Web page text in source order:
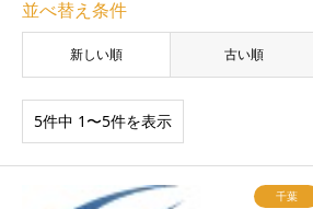
並べ替え条件
新しい順 古い順
5件中 1〜5件を表示
千葉